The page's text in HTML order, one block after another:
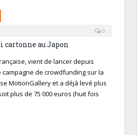
0
cartonne au Japon
vient de lancer depuis
de crowdfunding sur la
MotionGallery et a déjà levé plus
plus de 75 000 euros (huit fois